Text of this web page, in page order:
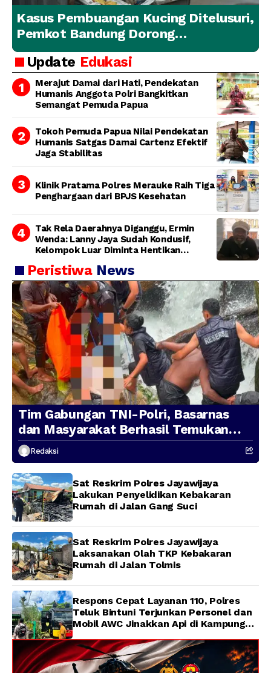
Kasus Pembuangan Kucing Ditelusuri,
Pemkot Bandung Dorong
Penanganan Hewan yang
Bertanggung Jawab
Update Edukasi
Merajut Damai dari Hati, Pendekatan
Humanis Anggota Polri Bangkitkan
Semangat Pemuda Papua
Tokoh Pemuda Papua Nilai Pendekatan
Humanis Satgas Damai Cartenz Efektif
Jaga Stabilitas
Klinik Pratama Polres Merauke Raih Tiga
Penghargaan dari BPJS Kesehatan
Tak Rela Daerahnya Diganggu, Ermin
Wenda: Lanny Jaya Sudah Kondusif,
Kelompok Luar Diminta Hentikan
Peristiwa News
Tim Gabungan TNI-Polri, Basarnas
dan Masyarakat Berhasil Temukan
Presenter TVRI Papua Barat yang
Hilang di Sungai Memti
Redaksi
Sat Reskrim Polres Jayawijaya
Lakukan Penyelidikan Kebakaran
Rumah di Jalan Gang Suci
Sat Reskrim Polres Jayawijaya
Laksanakan Olah TKP Kebakaran
Rumah di Jalan Tolmis
Respons Cepat Layanan 110, Polres
Teluk Bintuni Terjunkan Personel dan
Mobil AWC Jinakkan Api di Kampung